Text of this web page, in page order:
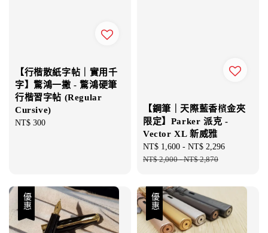
【行楷散紙字帖｜實用千
字】驚鴻一撇 - 驚鴻硬筆
行楷習字帖 (Regular
Cursive)
Regular
NT$ 300
【鋼筆｜天際藍香檳金夾
限定】Parker 派克 -
Vector XL 新威雅
Sale
price
NT$ 1,600 - NT$ 2,296
NT$ 2,000-NT$ 2,870
優惠 優惠